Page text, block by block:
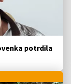
potrdila